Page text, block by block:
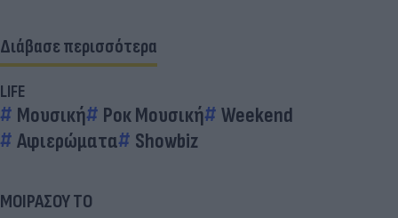
Διάβασε περισσότερα
LIFE
Μουσική Ροκ Μουσική
Weekend
Αφιερώματα
Showbiz
ΜΟΙΡΑΣΟΥ ΤΟ